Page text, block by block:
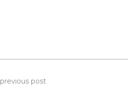
previous post